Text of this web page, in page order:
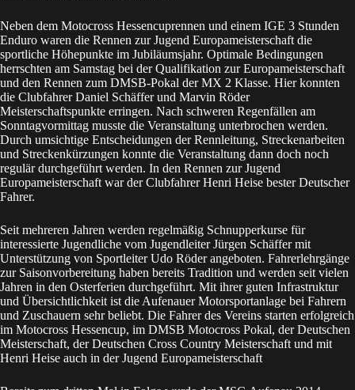
Neben dem Motocross Hessencuprennen und einem IGE 3 Stunden
Enduro waren die Rennen zur Jugend Europameisterschaft die
sportliche Höhepunkte im Jubiläumsjahr. Optimale Bedingungen
herrschten am Samstag bei der Qualifikation zur Europameisterschaft
und den Rennen zum DMSB-Pokal der MX 2 Klasse. Hier konnten
die Clubfahrer Daniel Schäffer und Marvin Röder
Meisterschaftspunkte erringen. Nach schweren Regenfällen am
Sonntagvormittag musste die Veranstaltung unterbrochen werden.
Durch umsichtige Entscheidungen der Rennleitung, Streckenarbeiten
und Streckenkürzungen konnte die Veranstaltung dann doch noch
regulär durchgeführt werden. In den Rennen zur Jugend
Europameisterschaft war der Clubfahrer Henri Heise bester Deutscher
Fahrer.
Seit mehreren Jahren werden regelmäßig Schnupperkurse für
interessierte Jugendliche vom Jugendleiter Jürgen Schäffer mit
Unterstützung von Sportleiter Udo Röder angeboten. Fahrerlehrgänge
zur Saisonvorbereitung haben bereits Tradition und werden seit vielen
Jahren in den Osterferien durchgeführt. Mit ihrer guten Infrastruktur
und Übersichtlichkeit ist die Aufenauer Motorsportanlage bei Fahrern
und Zuschauern sehr beliebt. Die Fahrer des Vereins starten erfolgreich
im Motocross Hessencup, im DMSB Motocross Pokal, der Deutschen
Meisterschaft, der Deutschen Cross Country Meisterschaft und mit
Henri Heise auch in der Jugend Europameisterschaft